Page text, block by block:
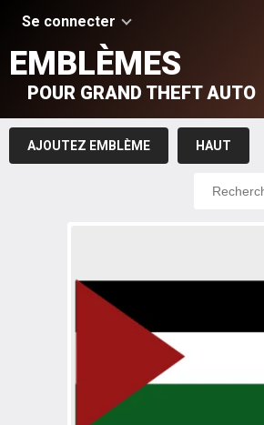
Se connecter
EMBLÈMES
POUR GRAND THEFT AUTO
AJOUTEZ EMBLÈME HAUT